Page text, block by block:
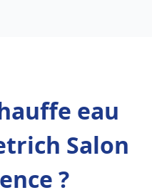
eau
Salon
?